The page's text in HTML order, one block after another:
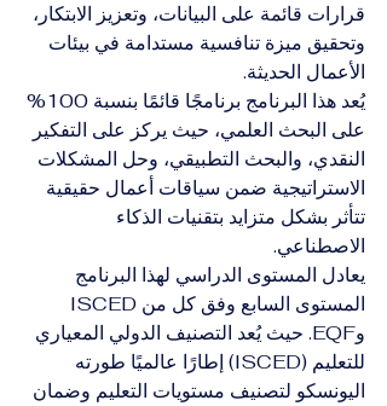
قرارات قائمة على البيانات، وتعزيز الابتكار،
وتحقيق ميزة تنافسية مستدامة في بيئات
الأعمال الحديثة.
يُعد هذا البرنامج برنامجًا قائمًا بنسبة 100%
على البحث العلمي، حيث يركز على التفكير
النقدي، والبحث التطبيقي، وحل المشكلات
الاستراتيجية ضمن سياقات أعمال حقيقية
تتأثر بشكل متزايد بتقنيات الذكاء
الاصطناعي.
يعادل المستوى الدراسي لهذا البرنامج
وEQF. حيث يُعد التصنيف الدولي المعياري
للتعليم (ISCED) إطارًا عالميًا طورته
اليونسكو لتصنيف مستويات التعليم وضمان